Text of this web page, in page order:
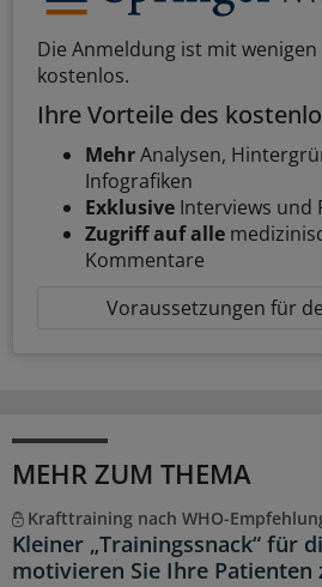
Die Anmeldung ist mit
kostenlos.
Ihre Vorteile des
MehrAnalysen,
Infografiken
Exklusive Interviews und
Zugriff auf alle
Kommentare
Voraussetzungen für
MEHR ZUM THEMA
Krafttraining nach WHO-
Kleiner „Trainingssnack“ für
motivieren Sie Ihre